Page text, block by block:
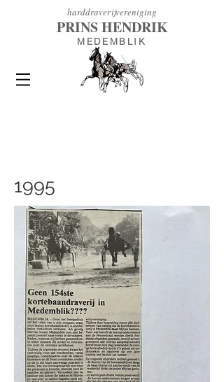
harddraverijvereniging
PRINS HENDRIK
MEDEMBLIK
1995